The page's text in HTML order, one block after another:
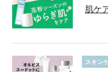
肌ケ
スキン